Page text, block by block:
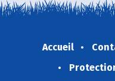
Accueil